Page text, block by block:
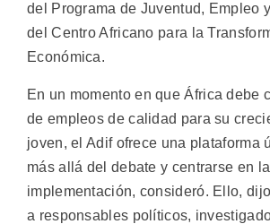
del Programa de Juventud, Empleo
del Centro Africano para la
Económica.
En un momento en que África debe
de empleos de calidad para su
joven, el Adif ofrece una plataforma
más allá del debate y centrarse en la
implementación, consideró. Ello,
a responsables políticos,